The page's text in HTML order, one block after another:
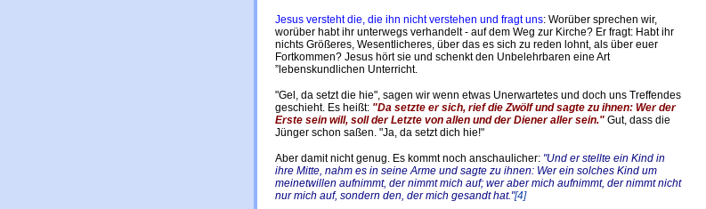
Jesus versteht die, die ihn nicht verstehen und fragt uns: Worüber sprechen wir,
worüber habt ihr unterwegs verhandelt - auf dem Weg zur Kirche? Er fragt: Habt ihr
nichts Größeres, Wesentlicheres, über das es sich zu reden lohnt, als über euer
Fortkommen? Jesus hört sie und schenkt den Unbelehrbaren eine Art
”lebenskundlichen Unterricht.
"Gel, da setzt die hie", sagen wir wenn etwas Unerwartetes und doch uns Treffendes
geschieht. Es heißt: "Da setzte er sich, rief die Zwölf und sagte zu ihnen: Wer der
Erste sein will, soll der Letzte von allen und der Diener aller sein." Gut, dass die
Jünger schon saßen. "Ja, da setzt dich hie!"
Aber damit nicht genug. Es kommt noch anschaulicher: "Und er stellte ein Kind in
ihre Mitte, nahm es in seine Arme und sagte zu ihnen: Wer ein solches Kind um
meinetwillen aufnimmt, der nimmt mich auf; wer aber mich aufnimmt, der nimmt nicht
nur mich auf, sondern den, der mich gesandt hat."[4]